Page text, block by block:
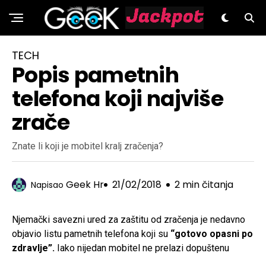
GeeK.hr
TECH
Popis pametnih
telefona koji najviše
zrače
Znate li koji je mobitel kralj zračenja?
Napisao Geek Hr 21/02/2018 2 min čitanja
Njemački savezni ured za zaštitu od zračenja je nedavno
objavio listu pametnih telefona koji su “gotovo opasni po
zdravlje”. Iako nijedan mobitel ne prelazi dopuštenu